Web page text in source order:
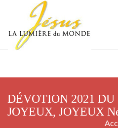
DÉVOTION 2021
JOYEUX, JOYEUX